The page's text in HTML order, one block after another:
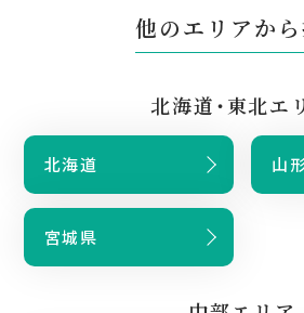
他のエリアか
北海道・東北エ
北海道 山
宮城県